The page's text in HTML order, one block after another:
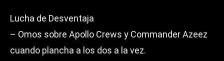
Lucha de Desventaja
– Omos sobre Apollo Crews y Commander Azeez
cuando plancha a los dos a la vez.